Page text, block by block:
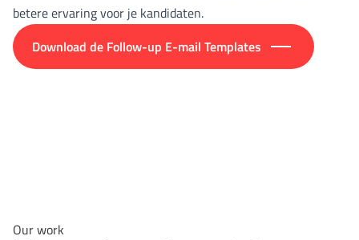
betere ervaring voor je kandidaten.
Download de Follow-up E-mail Templates
Our work